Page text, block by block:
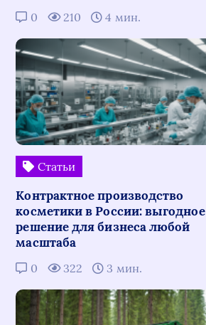
0 210 4 мин.
Статьи
Контрактное производство
косметики в России: выгодное
решение для бизнеса любой
масштаба
0 322 3 мин.